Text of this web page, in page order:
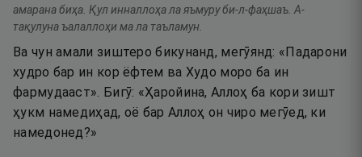
амарана биҳа. Қул инналлоҳа ла яъмуру би-л-фаҳшаъ. А-
тақулуна ъалаллоҳи ма ла таъламун.
Ва чун амали зиштеро бикунанд, мегӯянд: «Падарони
худро бар ин кор ёфтем ва Худо моро ба ин
фармудааст». Бигӯ: «Ҳаройина, Аллоҳ ба кори зишт
ҳукм намедиҳад, оё бар Аллоҳ он чиро мегӯед, ки
намедонед?»